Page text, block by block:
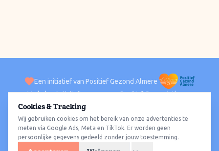
Een initiatief van Positief Gezond Almere
VerhalenActiviteiten Positief Gezond Almere
ACTIVITEITEN PER WIJK
Alle wijkenAlmere HavenAlmere StadAlmere BuitenAlmere Poort
Almere HoutAlmere OosterwoldWat te doen
Cookies & Tracking
Wij gebruiken cookies om het bereik van onze advertenties te
meten via Google Ads, Meta en TikTok. Er worden geen
persoonlijke gegevens gedeeld zonder jouw toestemming.